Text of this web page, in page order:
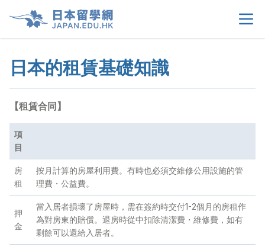
首頁
留學選擇
學生須知
生活情報 >
租屋資訊
日本的租賃基礎知識
【租賃合同】
項
目
房
租
按月計算的房屋利用費。有時也必須交維修公用設施的管
理費・公益費。
押
金
當入居者損壞了房屋時，需在簽約時交付1-2個月的房租作
為對房東的賠償。退房時從中扣除清潔費・維修費，如有
剩餘可以還給入居者。